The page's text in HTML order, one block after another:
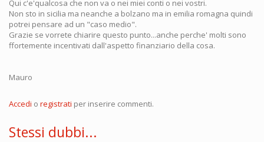
Qui c'e'qualcosa che non va o nei miei conti o nei vostri.
Non sto in sicilia ma neanche a bolzano ma in emilia romagna quindi
potrei pensare ad un "caso medio".
Grazie se vorrete chiarire questo punto...anche perche' molti sono
ffortemente incentivati dall'aspetto finanziario della cosa.
Mauro
Accedi o registrati per inserire commenti.
Stessi dubbi...